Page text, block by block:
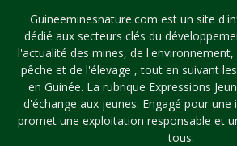
Guineeminesnature.com est un site
dédié aux secteurs clés du
l'actualité des mines, de
pêche et de l'élevage , tout en suivant
en Guinée. La rubrique Expressions
d'échange aux jeunes. Engagé pour
promet une exploitation responsable et
tous.